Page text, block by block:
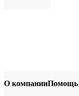
О компанииПомощь